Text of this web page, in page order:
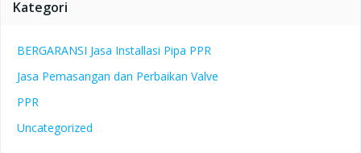
Kategori
BERGARANSI Jasa Installasi Pipa PPR
Jasa Pemasangan dan Perbaikan Valve
PPR
Uncategorized